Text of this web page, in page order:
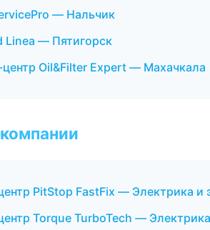
— Нальчик
Linea — Пятигорск
Oil&Filter Expert — Махачкала
PitStop FastFix — Электрика и
Torque TurboTech —